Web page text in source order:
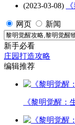
(2023-03-08)
网页 新闻
新手必看
庄园打造攻略
编辑推荐
《黎明觉醒：